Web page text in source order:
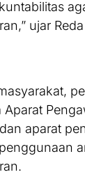
ujar
aparat